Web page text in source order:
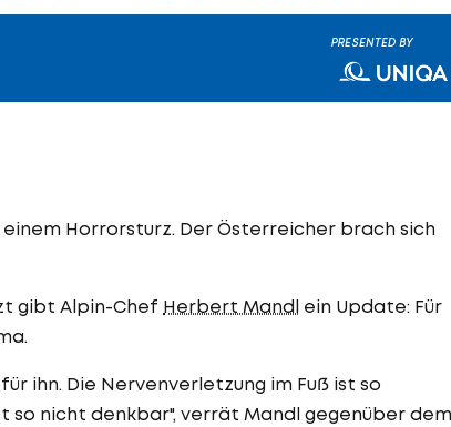
PRESENTED BY
Horrorsturz. Der Österreicher brach sich
gibt Alpin-Chef Herbert Mandl ein Update: Für
ihn. Die Nervenverletzung im Fuß ist so
so nicht denkbar", verrät Mandl gegenüber dem